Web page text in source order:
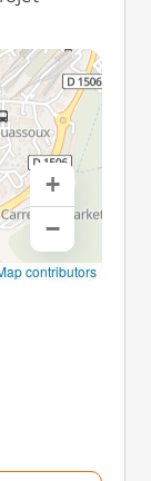
+
−
contributors